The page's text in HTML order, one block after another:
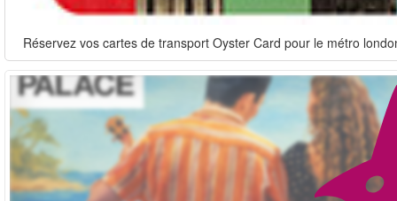
Réservez vos cartes de transport Oyster Card pour le métro